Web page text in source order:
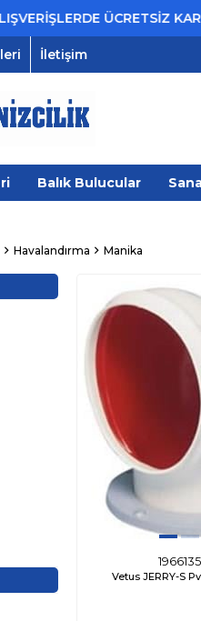
ÜCRETSİZ KARGO
İletişim
Balık Bulucular
Havalandırma Manika
1966135
Vetus JERRY-S